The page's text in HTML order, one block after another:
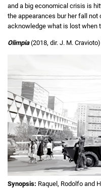
and a big economical crisis is
the appearances bur her fall
acknowledge what is lost when
Olimpia(2018, dir. J. M. Cravioto)
Synopsis: Raquel, Rodolfo and